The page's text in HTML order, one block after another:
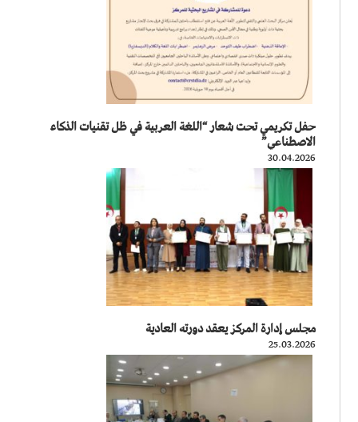
حفل تكريمي تحت شعار “اللغة العربية في ظل تقنيات الذكاء
الاصطناعي”
30.04.2026
مجلس إدارة المركز يعقد دورته العادية
25.03.2026